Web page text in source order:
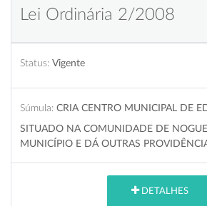
Lei Ordinária 2/2008
Status: Vigente
Súmula: CRIA CENTRO MUNICIPAL DE
SITUADO NA COMUNIDADE DE
MUNICÍPIO E DÁ OUTRAS
DETALHES